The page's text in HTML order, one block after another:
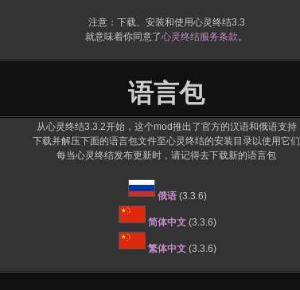
注意：下载、安装和使用心灵终结3.3
就意味着你同意了心灵终结服务条款。
语言包
从心灵终结3.3.2开始，这个mod推出了官方的汉语和俄语支持
下载并解压下面的语言包文件至心灵终结的安装目录以使用它们
每当心灵终结发布更新时，请记得去下载新的语言包
俄语 (3.3.6)
简体中文 (3.3.6)
繁体中文 (3.3.6)